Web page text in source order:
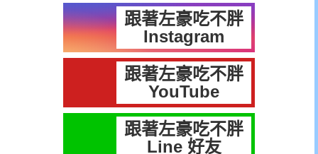
跟著左豪吃不胖
Instagram
跟著左豪吃不胖
YouTube
跟著左豪吃不胖
Line 好友